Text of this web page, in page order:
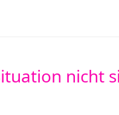
nicht